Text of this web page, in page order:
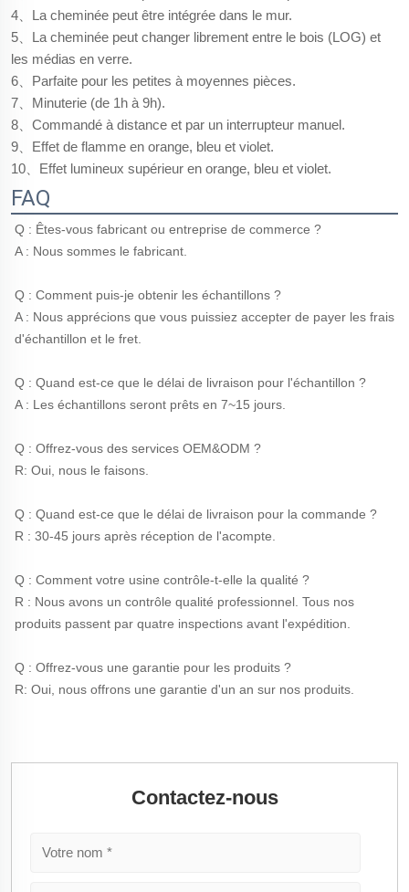
4、La cheminée peut être intégrée dans le mur.
5、La cheminée peut changer librement entre le bois (LOG) et
les médias en verre.
6、Parfaite pour les petites à moyennes pièces.
7、Minuterie (de 1h à 9h).
8、Commandé à distance et par un interrupteur manuel.
9、Effet de flamme en orange, bleu et violet.
10、Effet lumineux supérieur en orange, bleu et violet.
FAQ
Q : Êtes-vous fabricant ou entreprise de commerce ?
A : Nous sommes le fabricant.
Q : Comment puis-je obtenir les échantillons ?
A : Nous apprécions que vous puissiez accepter de payer les frais
d'échantillon et le fret.
Q : Quand est-ce que le délai de livraison pour l'échantillon ?
A : Les échantillons seront prêts en 7~15 jours.
Q : Offrez-vous des services OEM&ODM ?
R: Oui, nous le faisons.
Q : Quand est-ce que le délai de livraison pour la commande ?
R : 30-45 jours après réception de l'acompte.
Q : Comment votre usine contrôle-t-elle la qualité ?
R : Nous avons un contrôle qualité professionnel. Tous nos
produits passent par quatre inspections avant l'expédition.
Q : Offrez-vous une garantie pour les produits ?
R: Oui, nous offrons une garantie d'un an sur nos produits.
Contactez-nous